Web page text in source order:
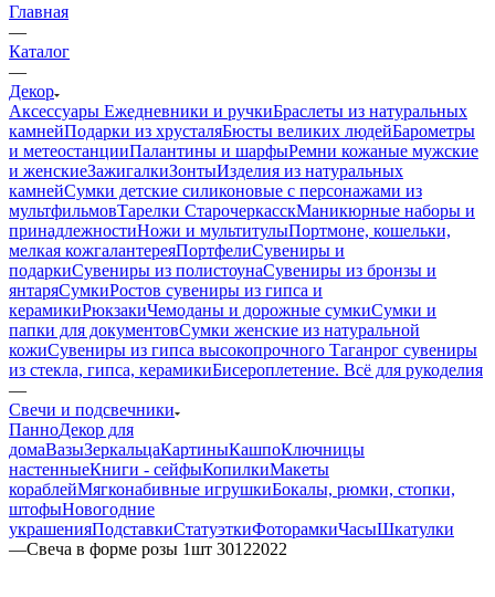
Главная
—
Каталог
—
Декор
Аксессуары Ежедневники и ручкиБраслеты из натуральных
камнейПодарки из хрусталяБюсты великих людейБарометры
и метеостанцииПалантины и шарфыРемни кожаные мужские
и женскиеЗажигалкиЗонтыИзделия из натуральных
камнейСумки детские силиконовые с персонажами из
мультфильмовТарелки СтарочеркасскМаникюрные наборы и
принадлежностиНожи и мультитулыПортмоне, кошельки,
мелкая кожгалантереяПортфелиСувениры и
подаркиСувениры из полистоунаСувениры из бронзы и
янтаряСумкиРостов сувениры из гипса и
керамикиРюкзакиЧемоданы и дорожные сумкиСумки и
папки для документовСумки женские из натуральной
кожиСувениры из гипса высокопрочного Таганрог сувениры
из стекла, гипса, керамикиБисероплетение. Всё для рукоделия
—
Свечи и подсвечники
ПанноДекор для
домаВазыЗеркальцаКартиныКашпоКлючницы
настенныеКниги - сейфыКопилкиМакеты
кораблейМягконабивные игрушкиБокалы, рюмки, стопки,
штофыНовогодние
украшенияПодставкиСтатуэткиФоторамкиЧасыШкатулки
—Свеча в форме розы 1шт 30122022